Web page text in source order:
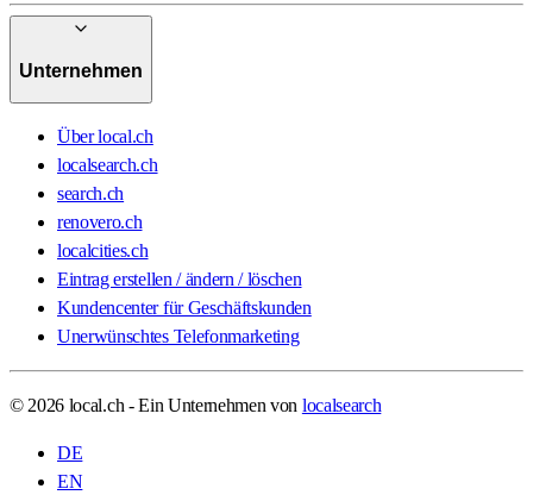
Unternehmen
Über local.ch
localsearch.ch
search.ch
renovero.ch
localcities.ch
Eintrag erstellen / ändern / löschen
Kundencenter für Geschäftskunden
Unerwünschtes Telefonmarketing
© 2026 local.ch - Ein Unternehmen von localsearch
DE
EN